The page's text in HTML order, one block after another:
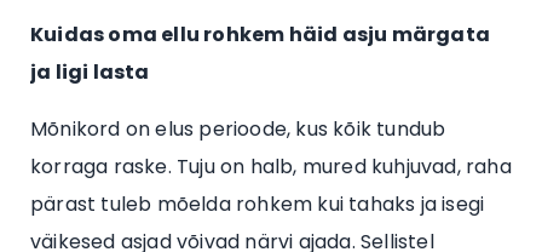
Kuidas oma ellu rohkem häid asju märgata
ja ligi lasta
Mõnikord on elus perioode, kus kõik tundub
korraga raske. Tuju on halb, mured kuhjuvad, raha
pärast tuleb mõelda rohkem kui tahaks ja isegi
väikesed asjad võivad närvi ajada. Sellistel